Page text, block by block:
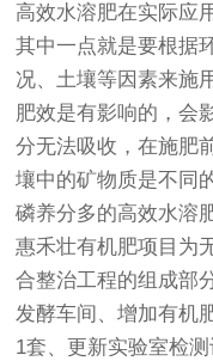
高效水溶肥在实际应
其中一点就是要根据
况、土壤等因素来施
肥效是有影响的，会
分无法吸收，在施肥
壤中的矿物质是不同
磷养分多的高效水溶
惠禾壮有机肥项目为
合整治工程的组成部
发酵车间、增加有机
1套、更新实验室检